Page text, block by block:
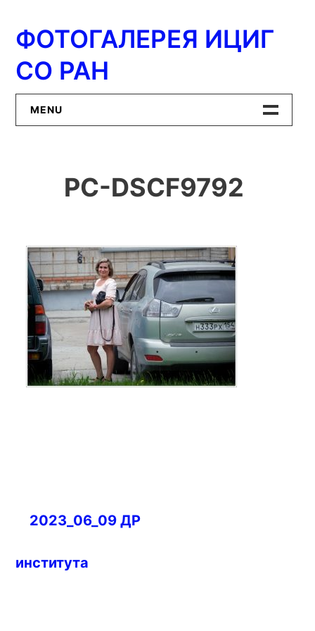
содержимому
ФОТОГАЛЕРЕЯ ИЦИГ
СО РАН
MENU
ИЦиГ СО РАН
PC-DSCF9792
Навигация
записям
2023_06_09 ДР
института